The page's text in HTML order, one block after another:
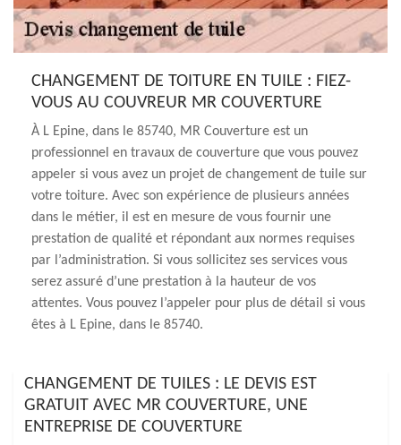
CHANGEMENT DE TOITURE EN TUILE : FIEZ-
VOUS AU COUVREUR MR COUVERTURE
À L Epine, dans le 85740, MR Couverture est un
professionnel en travaux de couverture que vous pouvez
appeler si vous avez un projet de changement de tuile sur
votre toiture. Avec son expérience de plusieurs années
dans le métier, il est en mesure de vous fournir une
prestation de qualité et répondant aux normes requises
par l’administration. Si vous sollicitez ses services vous
serez assuré d’une prestation à la hauteur de vos
attentes. Vous pouvez l’appeler pour plus de détail si vous
êtes à L Epine, dans le 85740.
CHANGEMENT DE TUILES : LE DEVIS EST
GRATUIT AVEC MR COUVERTURE, UNE
ENTREPRISE DE COUVERTURE